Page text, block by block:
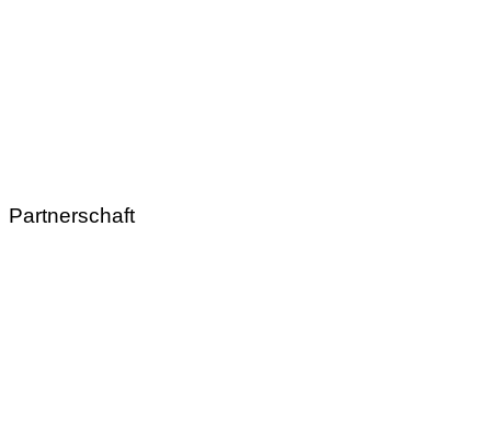
Partnerschaft